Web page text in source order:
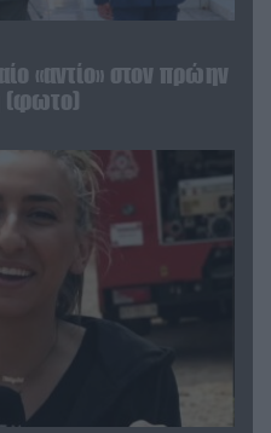
«αντίο» στον πρώην
(φωτο)